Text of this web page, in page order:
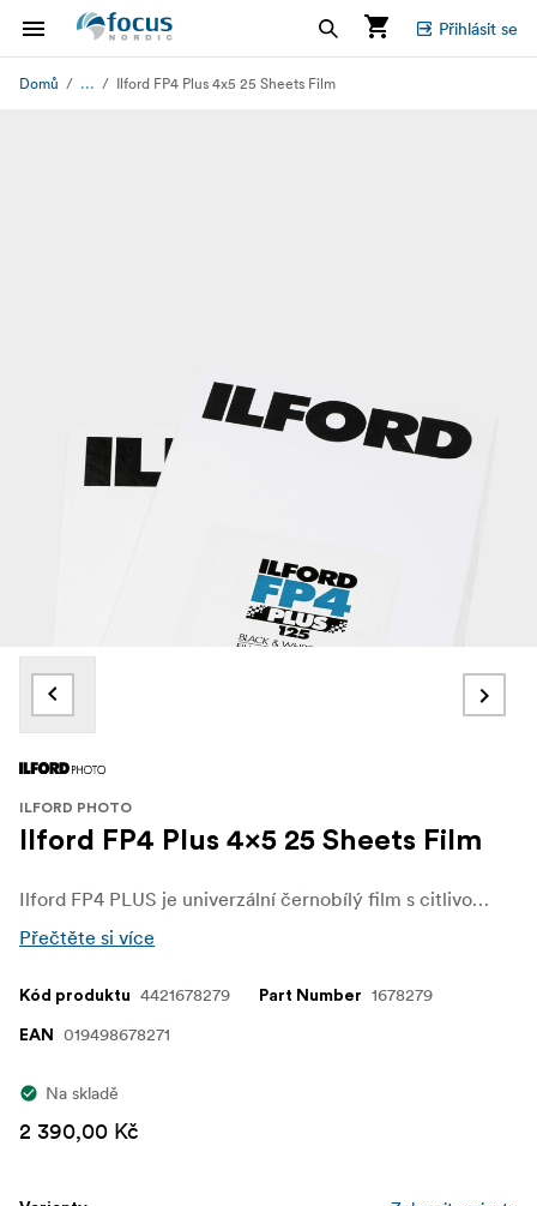
Přihlásit se
Domů ... Ilford FP4 Plus 4x5 25 Sheets Film
ILFORD PHOTO
Ilford FP4 Plus 4x5 25 Sheets Film
Ilford FP4 PLUS je univerzální černobílý film s citlivostí ISO 125, jemným zrnem, středním kontrastem a vynikající ostrostí, který se skvěle hodí pro většinu fotografických scénářů za dobrých světelných podmínek.
Přečtěte si více
Kód produktu 4421678279 Part Number 1678279
EAN 019498678271
Na skladě
2 390,00 Kč